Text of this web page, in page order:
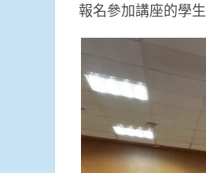
報名參加講座的學